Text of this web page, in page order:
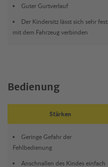
Guter Gurtverlauf
Der Kindersitz lässt sich sehr fest
mit dem Fahrzeug verbinden
Bedienung
Stärken
Geringe Gefahr der
Fehlbedienung
Anschnallen des Kindes einfach